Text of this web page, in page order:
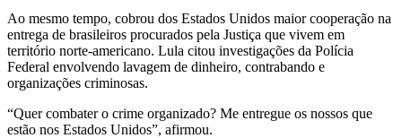
Ao mesmo tempo, cobrou dos Estados Unidos maior cooperação na
entrega de brasileiros procurados pela Justiça que vivem em
território norte-americano. Lula citou investigações da Polícia
Federal envolvendo lavagem de dinheiro, contrabando e
organizações criminosas.
“Quer combater o crime organizado? Me entregue os nossos que
estão nos Estados Unidos”, afirmou.